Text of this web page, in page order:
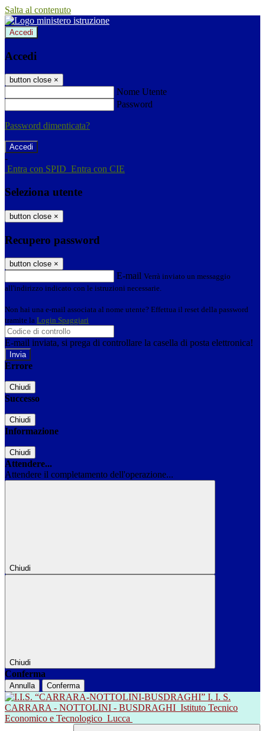
Salta al contenuto
Accedi
Accedi
button close ×
Nome Utente
Password
Password dimenticata?
-
Entra con SPID Entra con CIE
Seleziona utente
button close ×
Recupero password
button close ×
E-mail Verrà inviato un messaggio
all'indirizzo indicato con le istruzioni necessarie.
Non hai una e-mail associata al nome utente? Effettua il reset della password
tramite la Login Spaggiari
E-mail inviata, si prega di controllare la casella di posta elettronica!
Errore
Chiudi
Successo
Chiudi
Informazione
Chiudi
Attendere...
Attendere il completamento dell'operazione...
Chiudi
Chiudi
Conferma
Annulla Conferma
I. I. S.
CARRARA - NOTTOLINI - BUSDRAGHI Istituto Tecnico
Economico e Tecnologico Lucca